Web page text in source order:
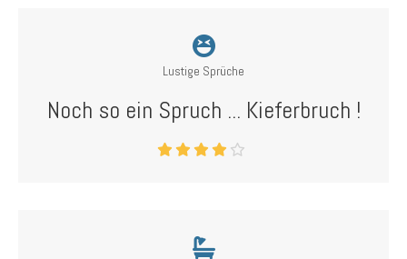
Lustige Sprüche
Noch so ein Spruch ... Kieferbruch !